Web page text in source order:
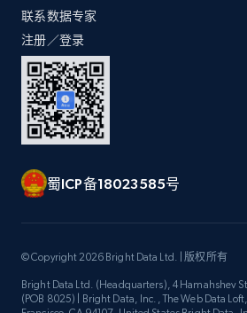
联系数据专家
注册／登录
蜀ICP备18023585号
© Copyright 2026 Bright Data Ltd. | 版权所有
Bright Data Ltd. (Headquarters), 4 Hamahshev
(POB 8025) | Bright Data, Inc., The Web Data